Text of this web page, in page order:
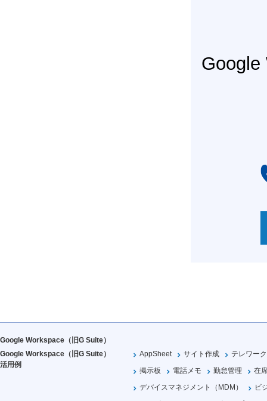
Google
Google Workspace（旧G Suite）
Google Workspace（旧G Suite）
活用例
AppSheet サイト作成
テレワーク
掲示板
電話メモ 勤怠管理
在
デバイスマネジメント（MDM）
ビ